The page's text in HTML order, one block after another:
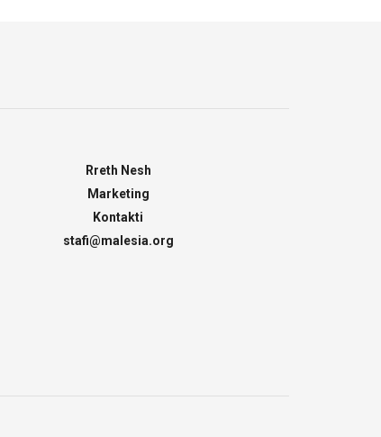
Rreth Nesh
Marketing
Kontakti
stafi@malesia.org